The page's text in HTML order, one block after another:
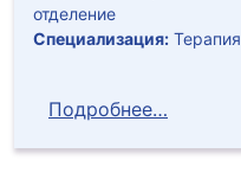
отделение
Специализация: Терапия
Подробнее…